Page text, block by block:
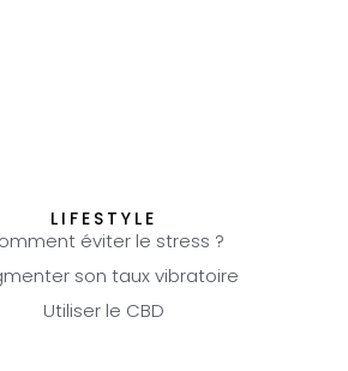
LIFESTYLE
éviter le stress ?
son taux vibratoire
Utiliser le CBD